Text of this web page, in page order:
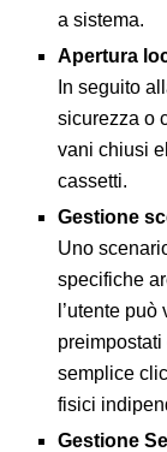
a sistema.
Apertura
In seguito
sicurezza o
vani chiusi
cassetti.
Gestione
Uno
specifiche
l’utente
semplice
fisici
Gestione